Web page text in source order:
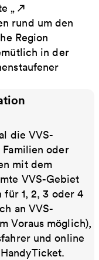
„
rund um den
Region
in der
die VVS-
Familien oder
mit dem
VVS-Gebiet
für 1, 2, 3 oder 4
an VVS-
Voraus möglich),
und online